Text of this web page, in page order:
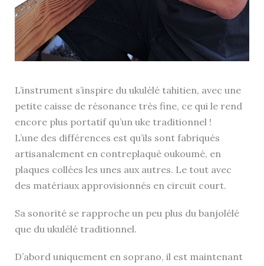
L’instrument s’inspire du ukulélé tahitien, avec une
petite caisse de résonance très fine, ce qui le rend
encore plus portatif qu’un uke traditionnel !
L’une des différences est qu’ils sont fabriqués
artisanalement en contreplaqué oukoumé, en
plaques collées les unes aux autres. Le tout avec
des matériaux approvisionnés en circuit court.
Sa sonorité se rapproche un peu plus du banjolélé
que du ukulélé traditionnel.
D’abord uniquement en soprano, il est maintenant